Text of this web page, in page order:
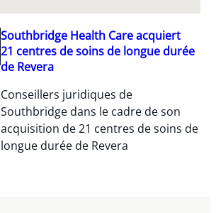
Southbridge Health Care acquiert
21 centres de soins de longue durée
de Revera
Conseillers juridiques de
Southbridge dans le cadre de son
acquisition de 21 centres de soins de
longue durée de Revera